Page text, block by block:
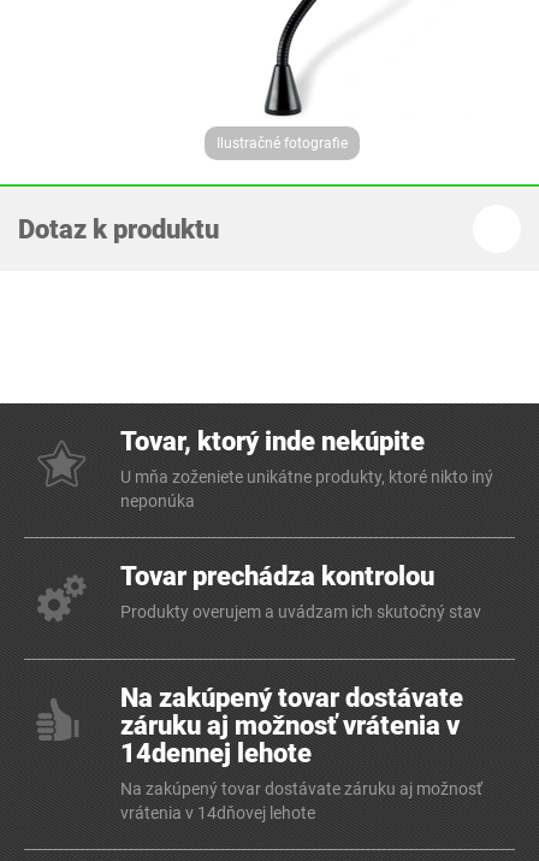
Ilustračné fotografie
Dotaz k produktu
Tovar, ktorý inde nekúpite
U mňa zoženiete unikátne produkty, ktoré nikto iný
neponúka
Tovar prechádza kontrolou
Produkty overujem a uvádzam ich skutočný stav
Na zakúpený tovar dostávate
záruku aj možnosť vrátenia v
14dennej lehote
Na zakúpený tovar dostávate záruku aj možnosť
vrátenia v 14dňovej lehote